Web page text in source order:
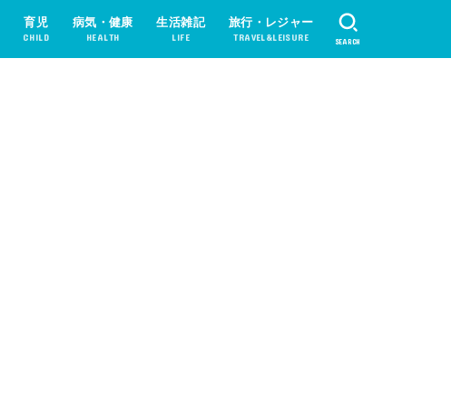
育児
CHILD
病気・健康
HEALTH
生活雑記
LIFE
旅行・レジャー
TRAVEL&LEISURE SEARCH